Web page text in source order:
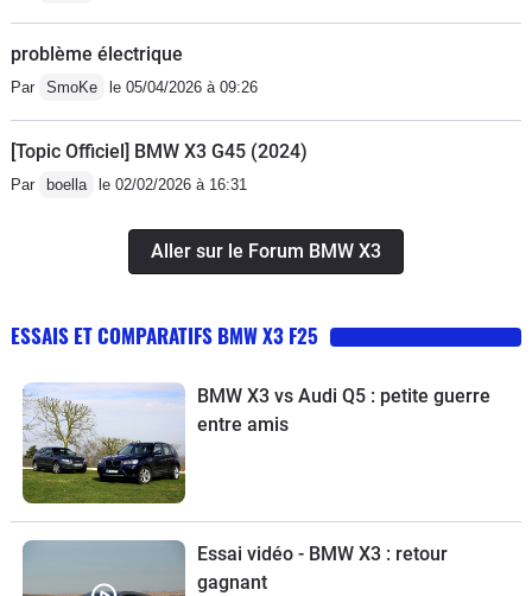
problème électrique
Par SmoKe le 05/04/2026 à 09:26
[Topic Officiel] BMW X3 G45 (2024)
Par boella le 02/02/2026 à 16:31
Aller sur le Forum BMW X3
ESSAIS ET COMPARATIFS BMW X3 F25
BMW X3 vs Audi Q5 : petite guerre
entre amis
Essai vidéo - BMW X3 : retour
gagnant